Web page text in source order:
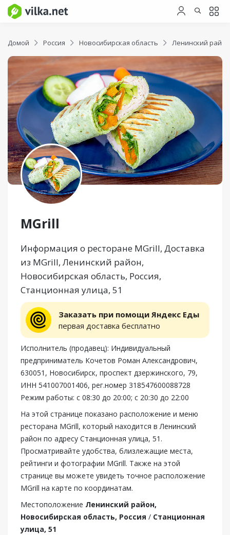
Домой Россия Новосибирская область Ленинский район
MGrill
Информация о ресторане MGrill, Доставка
из MGrill, Ленинский район,
Новосибирская область, Россия,
Станционная улица, 51
Заказать при помощи Яндекс Еды
первая доставка бесплатно
Исполнитель (продавец): Индивидуальный
предприниматель Кочетов Роман Александрович,
630051, Новосибирск, проспект дзержинского, 79,
ИНН 541007001406, рег.номер 318547600088728
Режим работы: с 08:30 до 20:00; с 20:30 до 22:00
На этой странице показано расположение и меню
ресторана MGrill, который находится в Ленинский
район по адресу Станционная улица, 51.
Просматривайте удобства, близлежащие места,
рейтинги и фотографии MGrill. Также на этой
странице вы можете увидеть точное расположение
MGrill на карте по координатам.
Местоположение Ленинский район,
Новосибирская область, Россия / Станционная
улица, 51